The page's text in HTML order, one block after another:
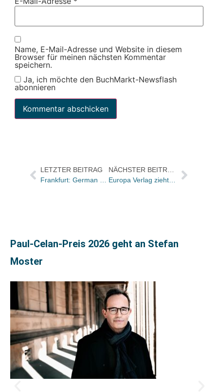
Name, E-Mail-Adresse und Website in diesem
Browser für meinen nächsten Kommentar
speichern.
Ja, ich möchte den BuchMarkt-Newsflash
abonnieren
LETZTER BEITRAG
Paul-Celan-Preis 2026 geht an Stefan
Moster